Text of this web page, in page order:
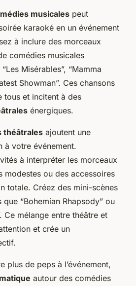
musicales peut
karaoké en un événement
à inclure des morceaux
comédies musicales
Misérables”, “Mamma
Showman”. Ces chansons
tous et incitent à des
énergiques.
théâtrales ajoutent une
à votre événement.
à interpréter les morceaux
modestes ou des accessoires
totale. Créez des mini-scènes
“Bohemian Rhapsody” ou
Ce mélange entre théâtre et
et crée un
plus de peps à l’événement,
autour des comédies